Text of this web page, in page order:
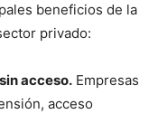
beneficios de la
privado:
acceso. Empresas
acceso